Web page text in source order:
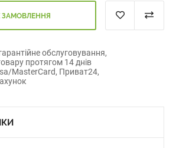
обслуговування,
протягом 14 днів
MasterCard, Приват24,